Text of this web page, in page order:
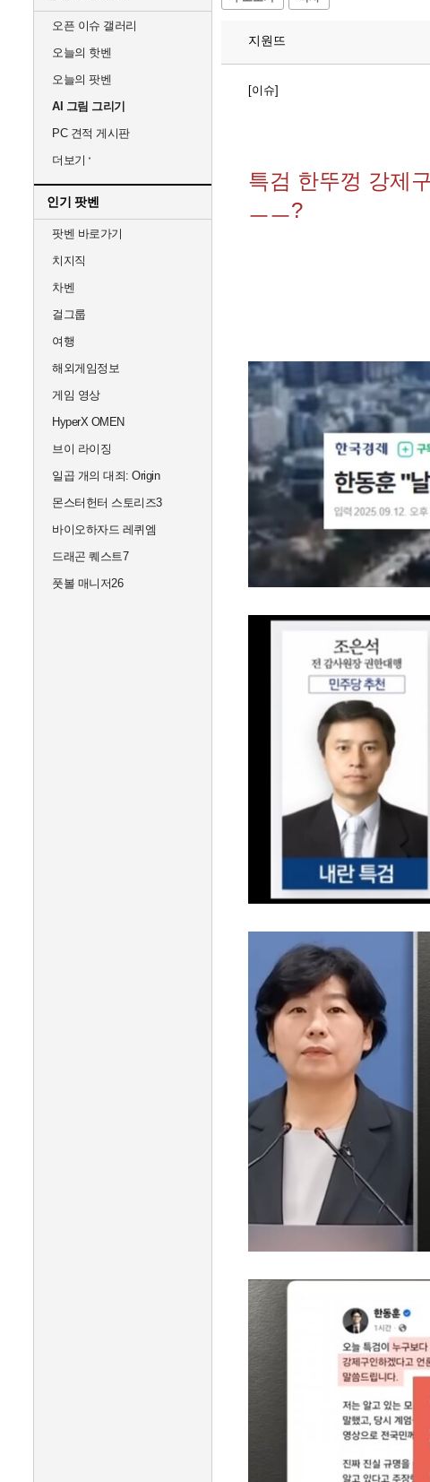
오픈 이슈 갤러리
오늘의 핫벤
오늘의 팟벤
AI 그림 그리기
PC 견적 게시판
더보기
인기 팟벤
팟벤 바로가기
치지직
차벤
걸그룹
여행
해외게임정보
게임 영상
HyperX OMEN
브이 라이징
일곱 개의 대죄: Origin
몬스터헌터 스토리즈3
바이오하자드 레퀴엠
드래곤 퀘스트7
풋볼 매니저26
지원뜨
[이슈]
특검 한뚜껑 강제
ㅡㅡ?